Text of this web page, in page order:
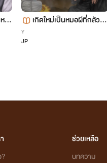
ม
เกิดใหม่เป็นหมอผีที่กลัวผีจ
Y
JP
ช่วยเหลือ
บทความ